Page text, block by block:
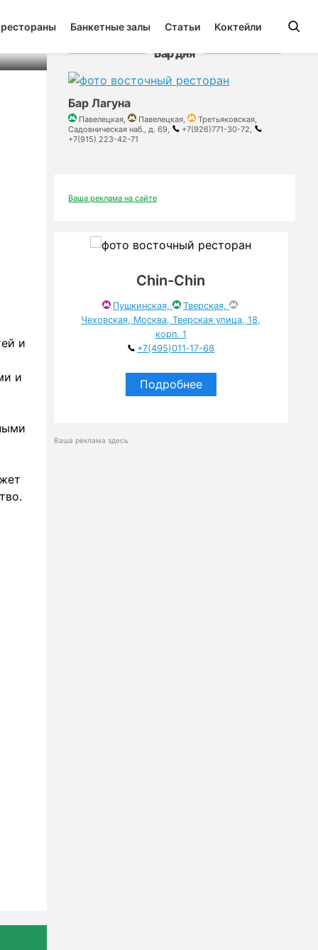
Банкетные залы Статьи Коктейли
и
и
Бар дня
Бар Лагуна
Павелецкая, Павелецкая,
Третьяковская,
Садовническая наб., д. 69,
+7(926)771-30-72,
+7(915) 223-42-71
Ваша реклама на сайте
Chin-Chin
Пушкинская,
Тверская,
Чеховская, Москва, Тверская улица, 18,
корп. 1
+7(495)011‑17-68
Подробнее
Ваша реклама здесь